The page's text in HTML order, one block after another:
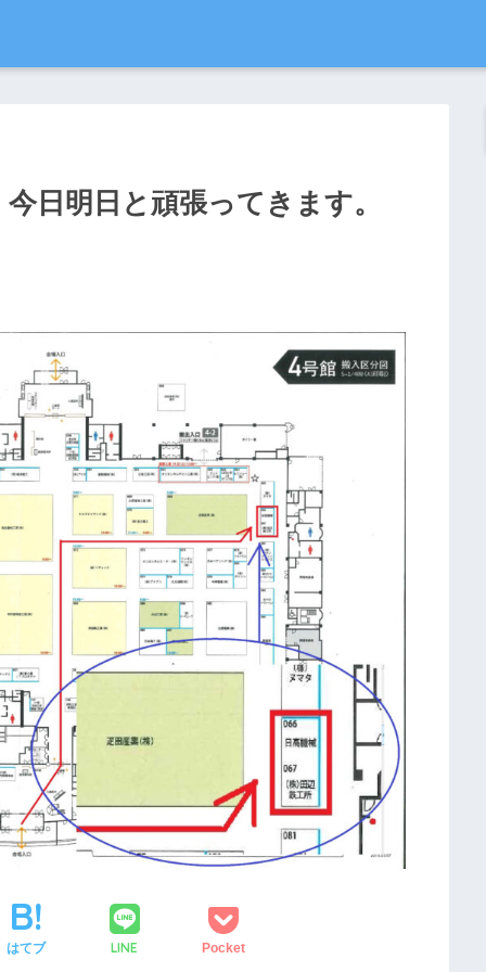
日明日と頑張ってきます。
はてブ LINE Pocket